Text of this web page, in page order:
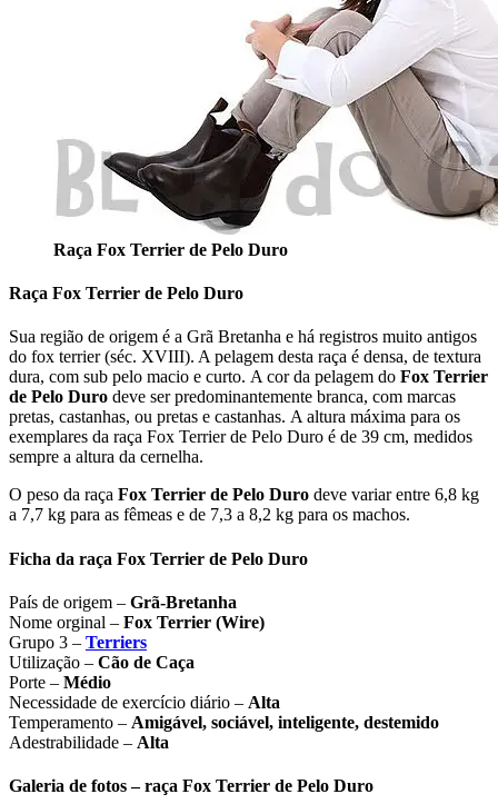
Raça Fox Terrier de Pelo Duro
Raça Fox Terrier de Pelo Duro
Sua região de origem é a Grã Bretanha e há registros muito antigos
do fox terrier (séc. XVIII). A pelagem desta raça é densa, de textura
dura, com sub pelo macio e curto. A cor da pelagem do Fox Terrier
de Pelo Duro deve ser predominantemente branca, com marcas
pretas, castanhas, ou pretas e castanhas. A altura máxima para os
exemplares da raça Fox Terrier de Pelo Duro é de 39 cm, medidos
sempre a altura da cernelha.
O peso da raça Fox Terrier de Pelo Duro deve variar entre 6,8 kg
a 7,7 kg para as fêmeas e de 7,3 a 8,2 kg para os machos.
Ficha da raça Fox Terrier de Pelo Duro
País de origem – Grã-Bretanha
Nome orginal – Fox Terrier (Wire)
Grupo 3 – Terriers
Utilização – Cão de Caça
Porte – Médio
Necessidade de exercício diário – Alta
Temperamento – Amigável, sociável, inteligente, destemido
Adestrabilidade – Alta
Galeria de fotos – raça Fox Terrier de Pelo Duro